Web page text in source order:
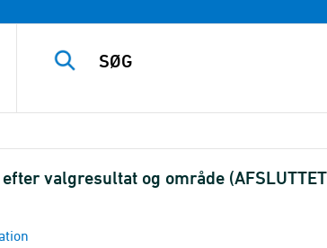
valgresultat og område